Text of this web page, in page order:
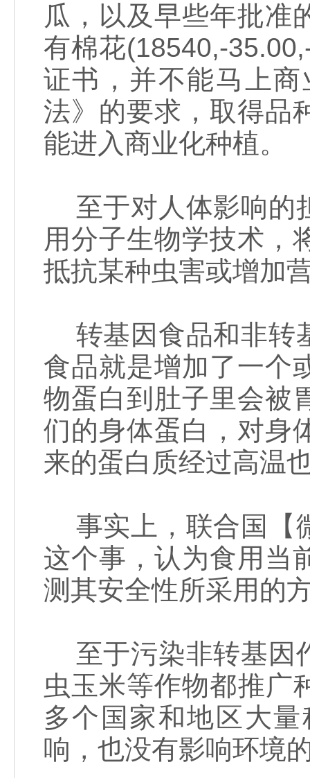
瓜，以及早些年批准
有棉花(18540,-
证书，并不能马上
法》的要求，取得品
能进入商业化种植。
至于对人体影响的
用分子生物学技术，
抵抗某种虫害或增加
转基因食品和非转
食品就是增加了一个
物蛋白到肚子里会被
们的身体蛋白，对身
来的蛋白质经过高温
事实上，联合国【
这个事，认为食用当
测其安全性所采用的
至于污染非转基因
虫玉米等作物都推广
多个国家和地区大
响，也没有影响环境